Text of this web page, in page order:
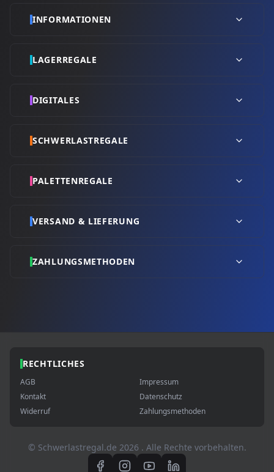
INFORMATIONEN
LAGERREGALE
DIGITALES
SCHWERLASTREGALE
PALETTENREGALE
VERSAND & LIEFERUNG
ZAHLUNGSMETHODEN
RECHTLICHES
AGB
Impressum
Kontakt
Datenschutz
Widerruf
Zahlungsmethoden
© Schwerlastregal.de 2026 . Alle Rechte vorbehalten.